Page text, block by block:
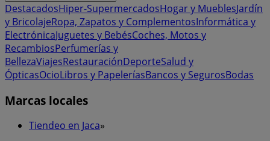
DestacadosHiper-SupermercadosHogar y MueblesJardín
y BricolajeRopa, Zapatos y ComplementosInformática y
ElectrónicaJuguetes y BebésCoches, Motos y
RecambiosPerfumerías y
BellezaViajesRestauraciónDeporteSalud y
ÓpticasOcioLibros y PapeleríasBancos y SegurosBodas
Marcas locales
Tiendeo en Jaca»